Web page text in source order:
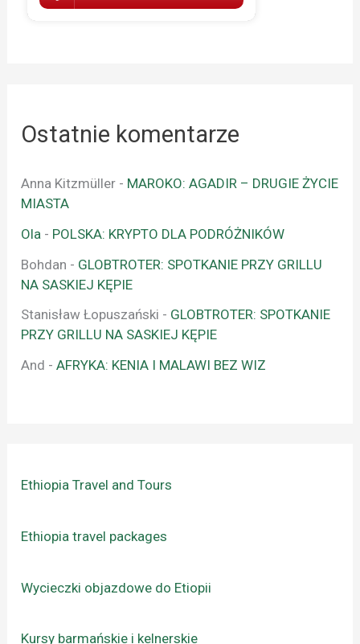
Ostatnie komentarze
Anna Kitzmüller - MAROKO: AGADIR – DRUGIE ŻYCIE
MIASTA
Ola - POLSKA: KRYPTO DLA PODRÓŻNIKÓW
Bohdan - GLOBTROTER: SPOTKANIE PRZY GRILLU
NA SASKIEJ KĘPIE
Stanisław Łopuszański - GLOBTROTER: SPOTKANIE
PRZY GRILLU NA SASKIEJ KĘPIE
And -AFRYKA: KENIA I MALAWI BEZ WIZ
Ethiopia Travel and Tours
Ethiopia travel packages
Wycieczki objazdowe do Etiopii
Kursy barmańskie i kelnerskie